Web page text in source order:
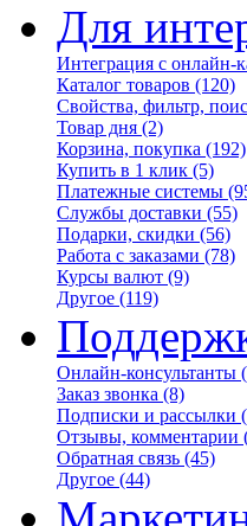
Для
Интеграция с онлайн-
Каталог товаров (120)
Свойства, фильтр,
Товар дня (2)
Корзина, покупка (192)
Купить в 1 клик (5)
Платежные системы
Службы доставки (55)
Подарки, скидки (56)
Работа с заказами (78)
Курсы валют (9)
Другое (119)
Онлайн-консультанты
Заказ звонка (8)
Подписки и рассылки
Отзывы, комментарии
Обратная связь (45)
Другое (44)